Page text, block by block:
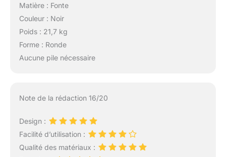
Matière : Fonte
Couleur : Noir
Poids : 21,7 kg
Forme : Ronde
Aucune pile nécessaire
Note de la rédaction 16/20
Design :
Facilité d’utilisation :
Qualité des matériaux :